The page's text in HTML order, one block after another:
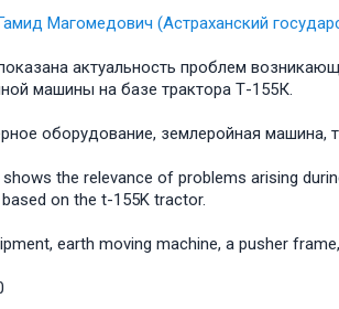
Магомедович(Астраханский
актуальность проблем
машины на базе трактора Т-155К.
оборудование, землеройная машина,
the relevance of problems arising
on the t-155K tractor.
earth moving machine, a pusher